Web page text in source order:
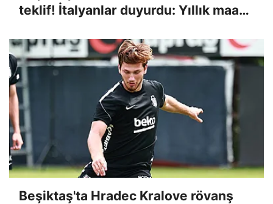
teklif! İtalyanlar duyurdu: Yıllık maaşı
Beşiktaş'ta Hradec Kralove rövanş